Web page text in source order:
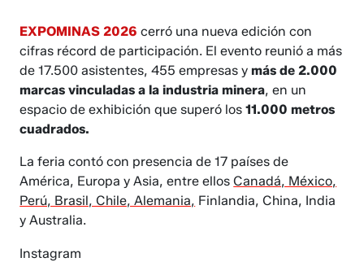
EXPOMINAS 2026cerró una nueva edición con
cifras récord de participación. El evento reunió a más
de 17.500 asistentes, 455 empresas ymás de 2.000
marcas vinculadas a la industria minera, en un
espacio de exhibición que superó los11.000 metros
cuadrados.
La feria contó con presencia de 17 países de
América, Europa y Asia, entre ellosCanadá, México,
Perú, Brasil, Chile, Alemania, Finlandia, China, India
y Australia.
Instagram